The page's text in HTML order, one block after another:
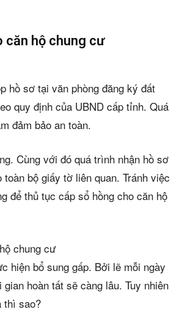
căn hộ chung cư
hồ sơ tại văn phòng đăng ký đất
quy định của UBND cấp tỉnh. Quá
đảm bảo an toàn.
Cùng với đó quá trình nhận hồ sơ
bộ giấy tờ liên quan. Tránh việc
để thủ tục cấp sổ hồng cho căn hộ
chung cư
hiện bổ sung gấp. Bởi lẽ mỗi ngày
hoàn tất sẽ càng lâu. Tuy nhiên
thì sao?